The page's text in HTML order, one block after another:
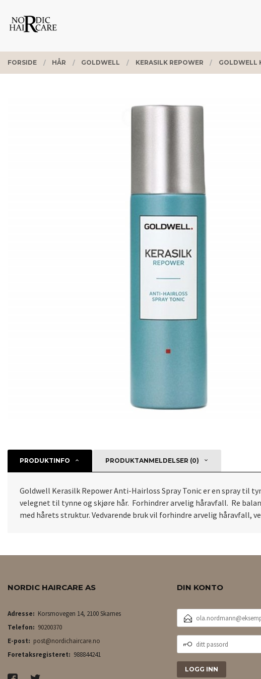
innholdet
PRODUKTER
FORSIDE HÅR GOLDWELL KERASILK REPOWER GOLDWELL
PRODUKTINFO PRODUKTANMELDELSER (0)
Goldwell Kerasilk Repower Anti-Hairloss Spray Tonic er en spray til
velegnet til tynne og skjøre hår. Forhindrer arvelig håravfall. Re
med hårets struktur. Vedvarende bruk vil forhindre arvelig håravfall,
NORDIC HAIRCARE AS
Adresse: Korsmovegen 14, 2100 Skarnes
Telefon: 90200370
E-post: post@nordichaircare.no
Foretaksregisteret: 988844241
DIN KONTO
POSTADRESSE
PASSORD